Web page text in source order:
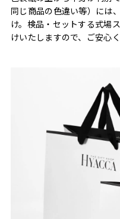
同じ商品の色違い等）には
け。検品・セットする式場
けいたしますので、ご安心く